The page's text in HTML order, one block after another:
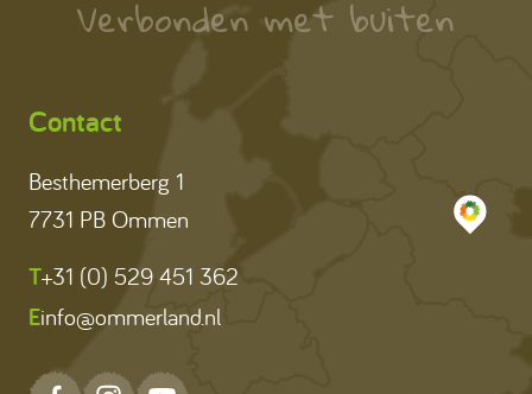
Verbonden met buiten
Contact
Besthemerberg 1
7731 PB Ommen
T+31 (0) 529 451 362
Einfo@ommerland.nl